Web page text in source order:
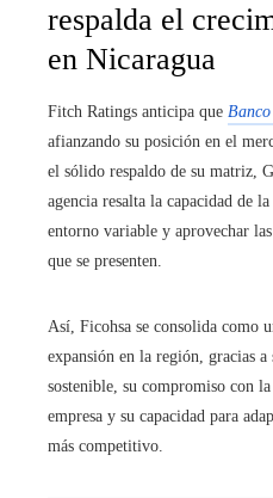
respalda el
en Nicaragua
Fitch Ratings anticipa que
afianzando su posición en el
el sólido respaldo de su matriz,
agencia resalta la capacidad de
entorno variable y aprovechar
que se presenten.
Así, Ficohsa se consolida como
expansión en la región, gracias
sostenible, su compromiso con
empresa y su capacidad para
más competitivo.